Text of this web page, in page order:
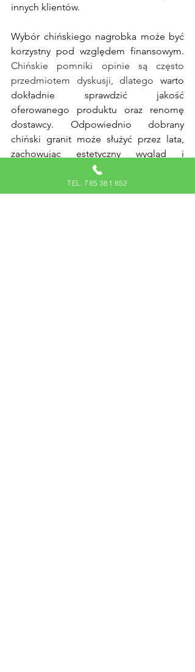
innych klientów.
Wybór chińskiego nagrobka może być
Chińskie pomniki opinie są często
przedmiotem dyskusji, dlatego warto
dokładnie sprawdzić jakość
oferowanego produktu oraz renomę
dostawcy. Odpowiednio dobrany
chiński granit może służyć przez lata,
zachowując estetyczny wygląd i
TEL. 785 381 852